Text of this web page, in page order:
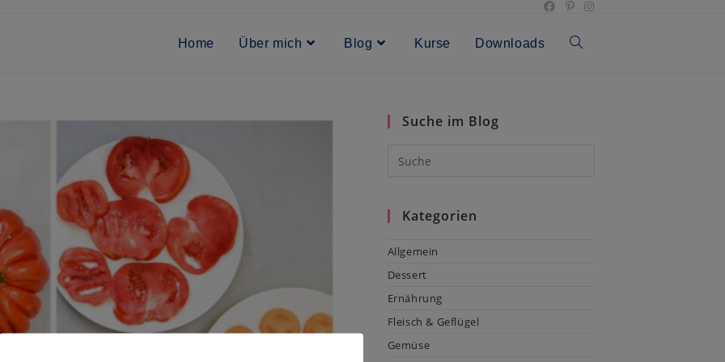
Home Über mich Blog Kurse Downloads Toggle
Suche im Blog
Kategorien
Allgemein
Dessert
Ernährung
Fleisch & Geflügel
Gemüse